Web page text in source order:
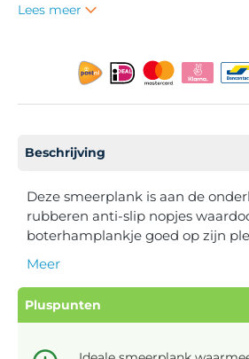
Lees meer
Beschrijving
Deze smeerplank is aan de
rubberen anti-slip nopjes
boterhamplankje goed op zijn
Meer
Pluspunten